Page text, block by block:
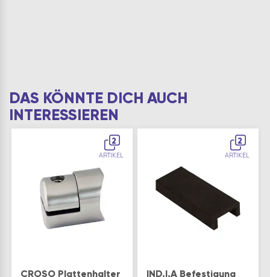
DAS KÖNNTE DICH AUCH
INTERESSIEREN
2
ARTIKEL
CROSO Plattenhalter
2
ARTIKEL
IND.I.A Befestigung